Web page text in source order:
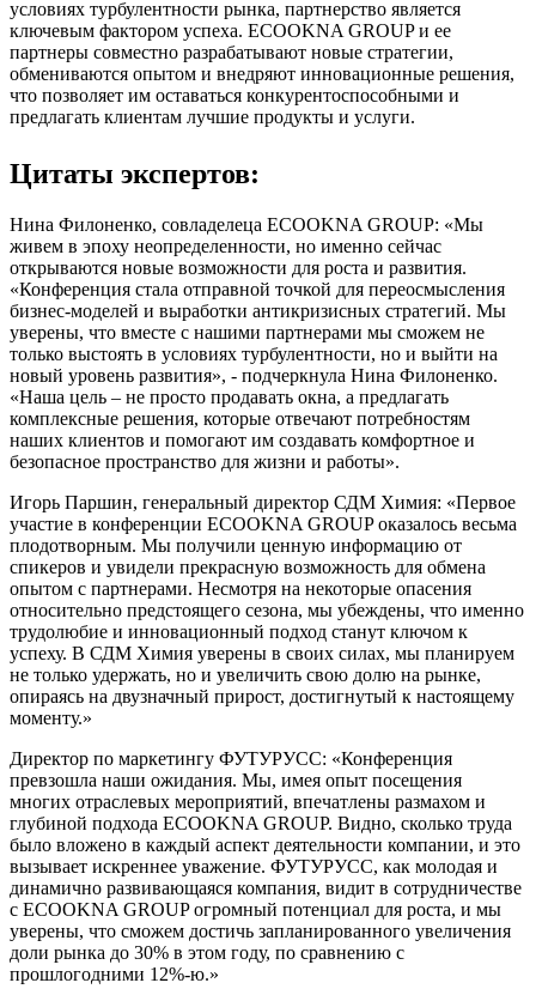
условиях турбулентности рынка, партнерство является
ключевым фактором успеха. ECOOKNA GROUP и ее
партнеры совместно разрабатывают новые стратегии,
обмениваются опытом и внедряют инновационные решения,
что позволяет им оставаться конкурентоспособными и
предлагать клиентам лучшие продукты и услуги.
Цитаты экспертов:
Нина Филоненко, совладелеца ECOOKNA GROUP: «Мы
живем в эпоху неопределенности, но именно сейчас
открываются новые возможности для роста и развития.
«Конференция стала отправной точкой для переосмысления
бизнес-моделей и выработки антикризисных стратегий. Мы
уверены, что вместе с нашими партнерами мы сможем не
только выстоять в условиях турбулентности, но и выйти на
новый уровень развития», - подчеркнула Нина Филоненко.
«Наша цель – не просто продавать окна, а предлагать
комплексные решения, которые отвечают потребностям
наших клиентов и помогают им создавать комфортное и
безопасное пространство для жизни и работы».
Игорь Паршин, генеральный директор СДМ Химия: «Первое
участие в конференции ECOOKNA GROUP оказалось весьма
плодотворным. Мы получили ценную информацию от
спикеров и увидели прекрасную возможность для обмена
опытом с партнерами. Несмотря на некоторые опасения
относительно предстоящего сезона, мы убеждены, что именно
трудолюбие и инновационный подход станут ключом к
успеху. В СДМ Химия уверены в своих силах, мы планируем
не только удержать, но и увеличить свою долю на рынке,
опираясь на двузначный прирост, достигнутый к настоящему
моменту.»
Директор по маркетингу ФУТУРУСС: «Конференция
превзошла наши ожидания. Мы, имея опыт посещения
многих отраслевых мероприятий, впечатлены размахом и
глубиной подхода ECOOKNA GROUP. Видно, сколько труда
было вложено в каждый аспект деятельности компании, и это
вызывает искреннее уважение. ФУТУРУСС, как молодая и
динамично развивающаяся компания, видит в сотрудничестве
с ECOOKNA GROUP огромный потенциал для роста, и мы
уверены, что сможем достичь запланированного увеличения
доли рынка до 30% в этом году, по сравнению с
прошлогодними 12%-ю.»